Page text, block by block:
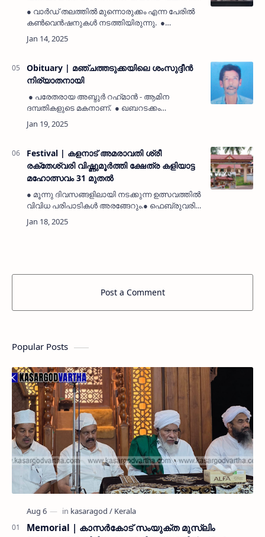
25' ജനുവരി 20ന്
● വാർഡ് തലത്തിൽ മുന്നൊരുക്കം എന്ന പേരിൽ
കൺവെൻഷനുകൾ നടത്തിയിരുന്നു. ●
പഞ്ചായത്ത് ലീഗ് ഓഫീസിൽ നടന്ന ചടങ്ങിൽ
ജില്ലാ മുസ്ലിം ലീഗ് പ്രസിഡണ്ട് കല്ലട്ര
Obituary | മഞ്ചത്തടുക്കയിലെ ശംസുദ്ദീൻ
നിര്യാതനായി
● പരേതരായ അബ്ദുർ റഹ്‌മാൻ - ആമിന
ദമ്പതികളുടെ മകനാണ്. ● ഖബറടക്കം
ഷിറിബാഗിലു മുഹ്‌യുദ്ദീൻ ജുമാ മസ്ജിദ്
ഖബർസ്ഥാനിൽ.ഉളിയത്തടുക്ക:
Festival | കളനാട് അമരാവതി ശ്രീ
രക്തേശ്വരി വിഷ്ണുമൂർത്തി ക്ഷേത്ര കളിയാട്ട
മഹോത്സവം 31 മുതൽ
● മൂന്നു ദിവസങ്ങളിലായി നടക്കുന്ന ഉത്സവത്തിൽ
വിവിധ പരിപാടികൾ അരങ്ങേറും.● ഫെബ്രുവരി
ഒന്നിന് രാത്രി ക്ഷേത്ര മാതൃസമിതിയുടെ മെഗാ
തിരുവാതിര അരങ്ങേറും. ● ഫെബ്രുവരി 1, 2
Post a Comment
Popular Posts
Memorial | കാസർകോട് സംയുക്ത മുസ്ലിം